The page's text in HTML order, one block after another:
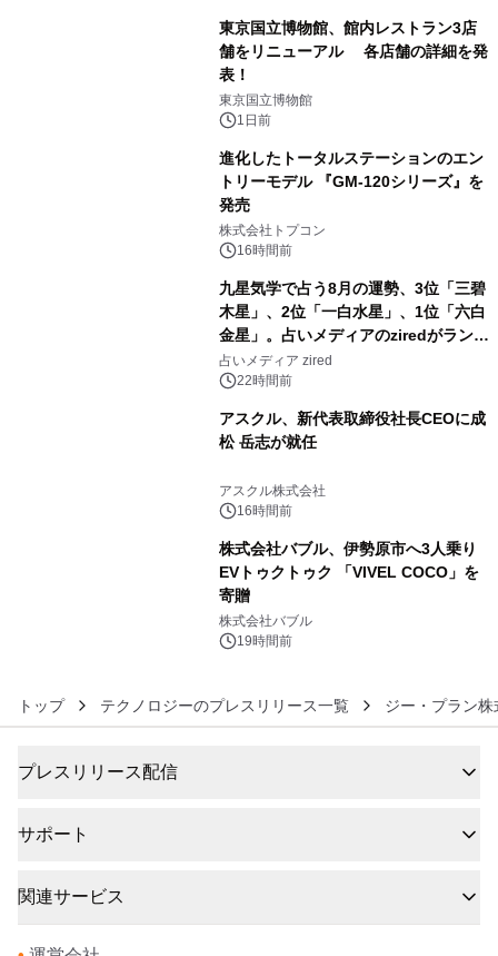
東京国立博物館、館内レストラン3店
舗をリニューアル 各店舗の詳細を発
表！
東京国立博物館
1日前
進化したトータルステーションのエン
トリーモデル 『GM-120シリーズ』を
発売
株式会社トプコン
16時間前
九星気学で占う8月の運勢、3位「三碧
木星」、2位「一白水星」、1位「六白
金星」。占いメディアのziredがランキ
ングを発表
占いメディア zired
22時間前
アスクル、新代表取締役社長CEOに成
松 岳志が就任
アスクル株式会社
16時間前
株式会社バブル、伊勢原市へ3人乗り
EVトゥクトゥク 「VIVEL COCO」を
寄贈
株式会社バブル
19時間前
トップ テクノロジーのプレスリリース一覧 ジー・プラン株
プレスリリース配信
サポート
関連サービス